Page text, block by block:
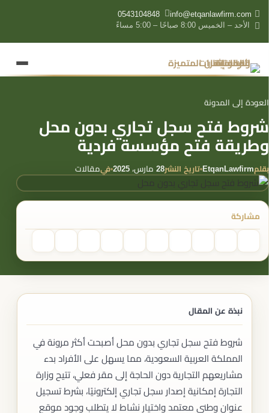
info@etqanlawfirm.com
0543104848
الأحد – الخميس 8:00 صباحًا – 5:00 مساءً
العودة إلى المدونة
شروط فتح سجل تجاري بدون محل
وطريقة فتح مؤسسة فردية
بقلمEtqanLawfirm تاريخ النشر28 مارس، 2025 فيمقالات
مشاركة
نبذة عن المقال
شروط فتح سجل تجاري بدون محل أصبحت أكثر مرونة في
المملكة العربية السعودية، مما يسهل على الأفراد بدء
مشاريعهم التجارية دون الحاجة إلى مقر فعلي، تتيح وزارة
التجارة إمكانية إصدار سجل تجاري إلكترونيًا، بشرط تسجيل
عنوان وطني معتمد واختيار نشاط لا يتطلب وجود موقع